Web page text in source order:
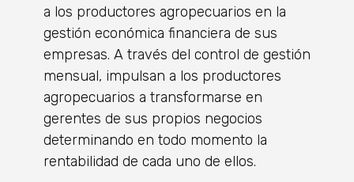
a los productores agropecuarios en la
gestión económica financiera de sus
empresas. A través del control de gestión
mensual, impulsan a los productores
agropecuarios a transformarse en
gerentes de sus propios negocios
determinando en todo momento la
rentabilidad de cada uno de ellos.